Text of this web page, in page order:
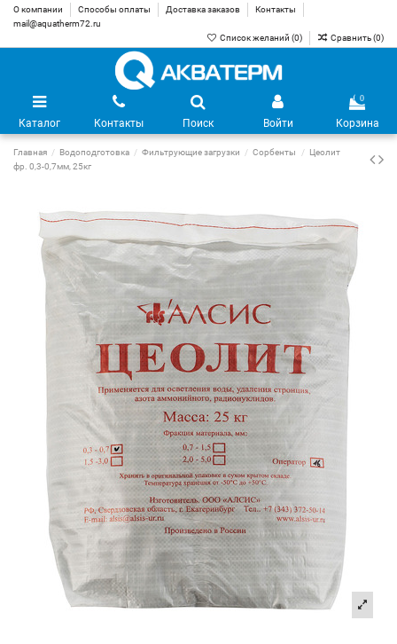
О компании Способы оплаты Доставка заказов
Контакты
mail@aquatherm72.ru
Список желаний (0) Сравнить (0)
Каталог Контакты Поиск Войти
0
Корзина
Главная Водоподготовка Фильтрующие загрузки Сорбенты
Цеолит
фр. 0,3-0,7мм, 25кг